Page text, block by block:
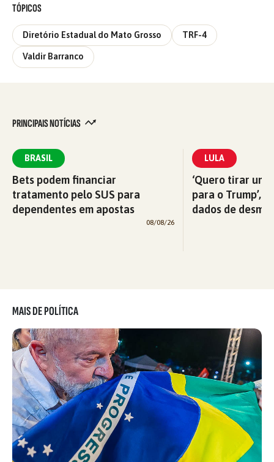
TÓPICOS
Diretório Estadual do Mato Grosso TRF-4
Valdir Barranco
PRINCIPAIS NOTÍCIAS
BRASIL
Bets podem financiar
tratamento pelo SUS para
dependentes em apostas
08/08/26
LULA
‘Quero tirar
para o Trump’,
dados de
MAIS DE POLÍTICA